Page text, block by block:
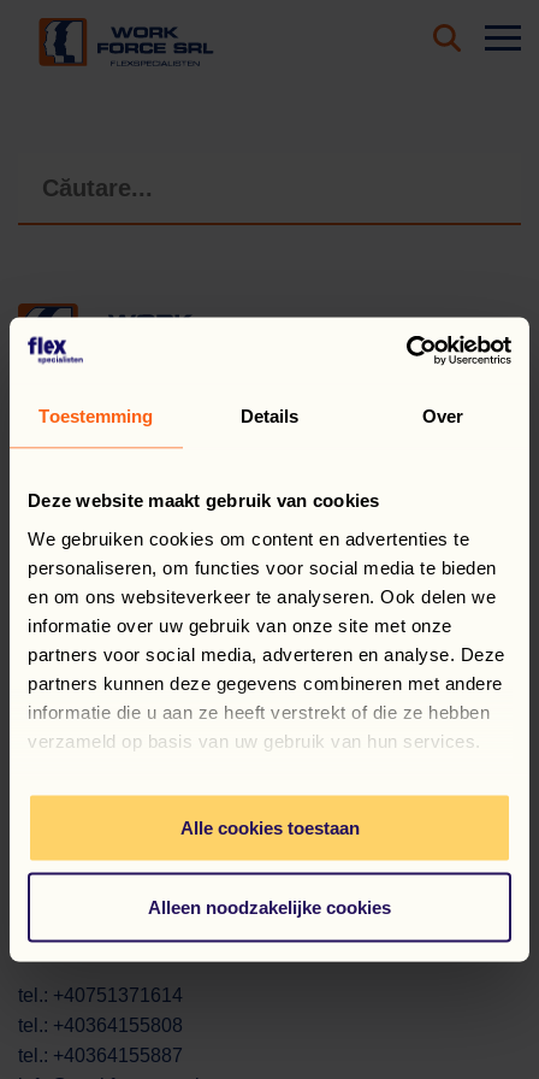
Toestemming Details Over
Deze website maakt gebruik van cookies
We gebruiken cookies om content en advertenties te
personaliseren, om functies voor social media te bieden
en om ons websiteverkeer te analyseren. Ook delen we
informatie over uw gebruik van onze site met onze
partners voor social media, adverteren en analyse. Deze
partners kunnen deze gegevens combineren met andere
informatie die u aan ze heeft verstrekt of die ze hebben
verzameld op basis van uw gebruik van hun services.
Alle cookies toestaan
Alleen noodzakelijke cookies
Oferte de muncă în Olanda
Înregistrare
Munca în Olanda
Informații practice
Program de Loialitate
DESPRE WORK FORCE
Flexspecialisten Holding
CONTACT
Bulevardul Eroilor 47
400129 Cluj-Napoca
tel.: +40751371614
tel.: +40364155808
tel.: +40364155887
Salut! Cu ce te pot ajuta astăzi?